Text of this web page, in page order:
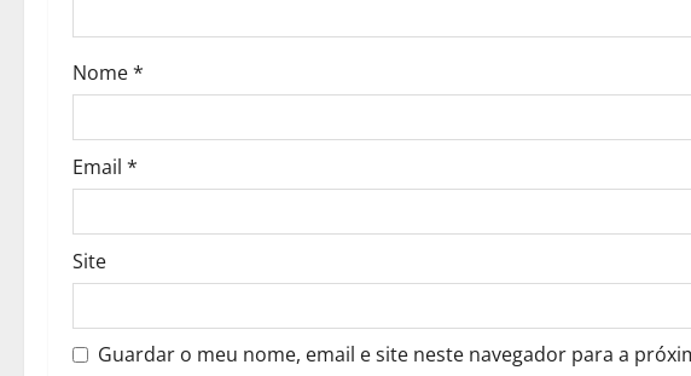
r
t
i
g
o
s
Nome*
Email *
Site
Guardar o meu nome, email e site neste navegador para a